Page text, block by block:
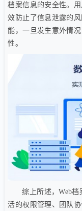
档案信息的安全性。
效防止了信息泄露的
能，一旦发生意外情
性。
综上所述，Web
活的权限管理、团队